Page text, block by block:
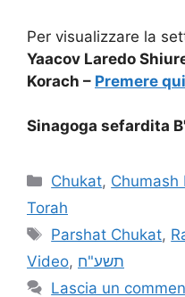
Per visualizzare la
Yaacov Laredo
Korach – Premere qui
Sinagoga sefardita
Chukat, Chumash
Torah
Parshat Chukat,
Video, תשע"ח
Lascia un